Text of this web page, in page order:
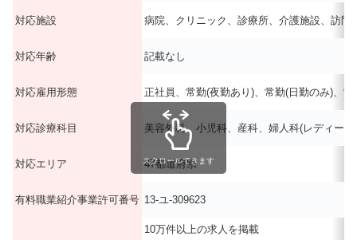
対応施設 病院、クリニック、診療所、介護施設、訪
対応年齢 記載なし
対応雇用形態 正社員、常勤(夜勤あり)、常勤(日勤のみ)、
対応診療科目 美容外科、小児科、産科、婦人科(レディー
対応エリア 47都道府県
有料職業紹介事業許可番号 13-ユ-309623
10万件以上の求人を掲載
スクロールできます